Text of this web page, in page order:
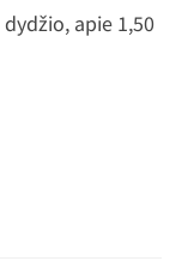
apie 1,50